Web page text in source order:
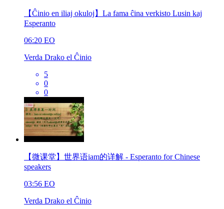
【Ĉinio en iliaj okuloj】La fama ĉina verkisto Lusin kaj
Esperanto
06:20 EO
Verda Drako el Ĉinio
5
0
0
【微课堂】世界语iam的详解 - Esperanto for Chinese
speakers
03:56 EO
Verda Drako el Ĉinio